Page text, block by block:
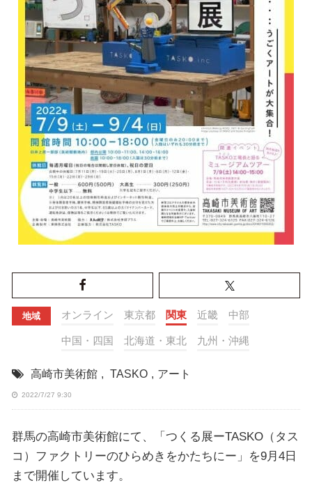
地域 オンライン 東京都 関東 近畿 中部
中国・四国 北海道・東北 九州・沖縄
高崎市美術館 , TASKO , アート
2022/7/27 9:30
群馬の高崎市美術館にて、「つくる展ーTASKO（タス
コ）ファクトリーのひらめきをかたちにー」を9月4日
まで開催しています。